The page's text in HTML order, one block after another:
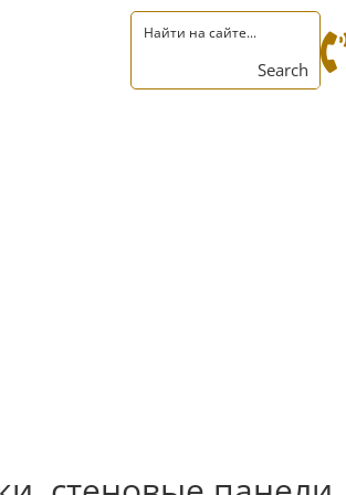
Search
перегородки